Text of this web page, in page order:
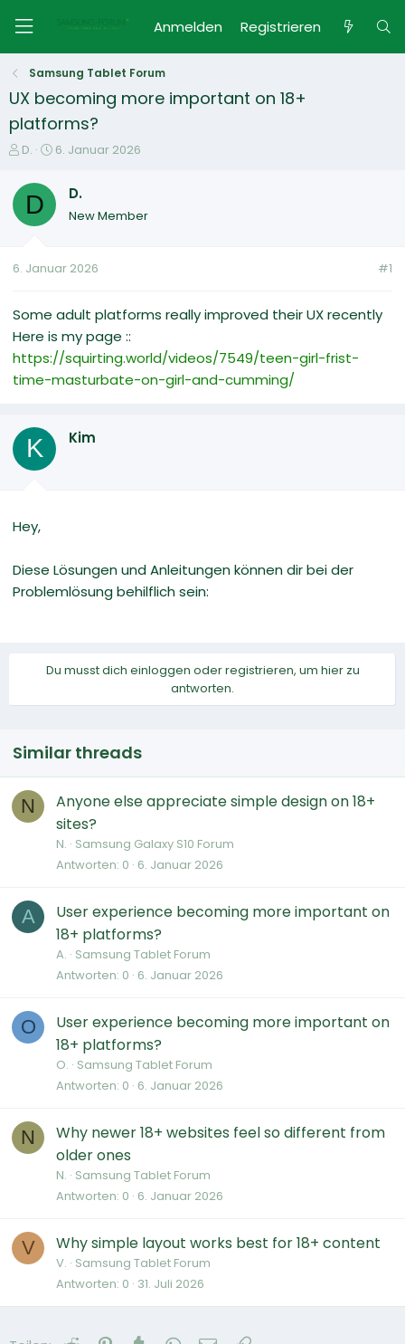
Anmelden Registrieren
Samsung Tablet Forum
UX becoming more important on 18+
platforms?
E
s
e
e
D.
E
t
t
m
6. Januar 2026
D D.
New Member
6. Januar 2026 #1
Some adult platforms really improved their UX recently
Here is my page ::
https://squirting.world/videos/7549/teen-girl-frist-
time-masturbate-on-girl-and-cumming/
K Kim
Hey,
Diese Lösungen und Anleitungen können dir bei der
Problemlösung behilflich sein:
Du musst dich einloggen oder registrieren, um hier zu
antworten.
Similar threads
N
Anyone else appreciate simple design on 18+
sites?
N. Samsung Galaxy S10 Forum
Antworten 0 6. Januar 2026
A
User experience becoming more important on
18+ platforms?
A. Samsung Tablet Forum
Antworten 0 6. Januar 2026
O
User experience becoming more important on
18+ platforms?
O. Samsung Tablet Forum
Antworten 0 6. Januar 2026
N
Why newer 18+ websites feel so different from
older ones
N. Samsung Tablet Forum
Antworten 0 6. Januar 2026
V Why simple layout works best for 18+ content
V. Samsung Tablet Forum
Antworten 0 31. Juli 2026